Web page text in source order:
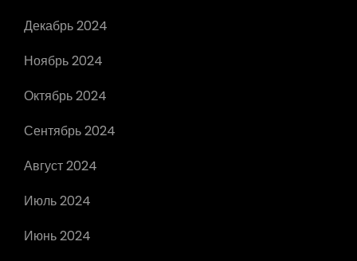
Декабрь 2024
Ноябрь 2024
Октябрь 2024
Сентябрь 2024
Август 2024
Июль 2024
Июнь 2024